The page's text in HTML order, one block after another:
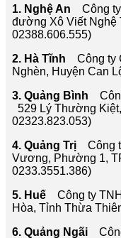
1. Nghệ An Công
đường Xô Viết Nghệ
02388.606.555)
2. Hà Tĩnh Công ty
Nghèn, Huyện Can
3. Quảng Bình
529 Lý Thường
02323.823.053)
4. Quảng Trị Công
Vương, Phường 1,
0233.3551.386)
5. Huế Công ty
Hòa, Tỉnh Thừa
6. Quảng Ngãi